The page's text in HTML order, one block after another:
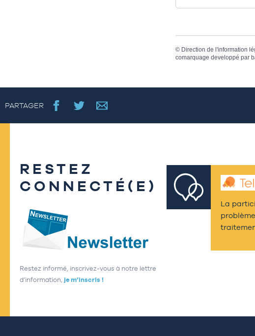
© Direction de l'information
comarquage developpé par
PARTAGER
RESTEZ
CONNECTÉ(E)
Restez informé, inscrivez-vous à notre lettre
d’information, je m’inscris !
La